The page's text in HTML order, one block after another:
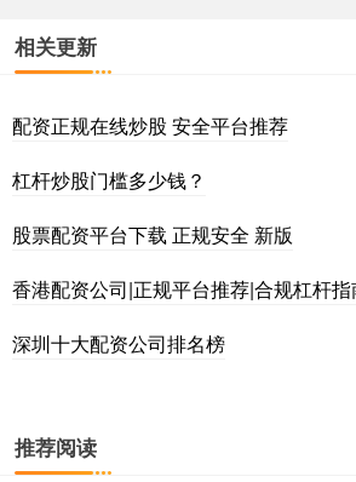
相关更新
配资正规在线炒股 安全平台推荐
杠杆炒股门槛多少钱？
股票配资平台下载 正规安全 新版
香港配资公司|正规平台推荐|合规杠杆
深圳十大配资公司排名榜
推荐阅读